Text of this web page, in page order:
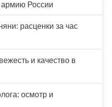
России
расценки за час
и качество в
осмотр и